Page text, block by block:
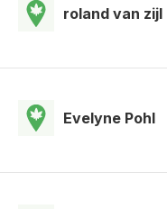
roland van zijl
Evelyne Pohl